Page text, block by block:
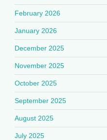
February 2026
January 2026
December 2025
November 2025
October 2025
September 2025
August 2025
July 2025